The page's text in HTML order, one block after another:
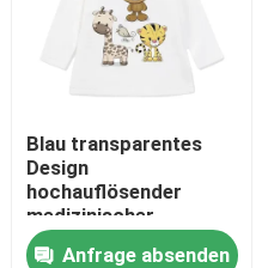
Blau transparentes
Design
hochauflösender
medizinischer
Röntgenfilm
Anfrage absenden